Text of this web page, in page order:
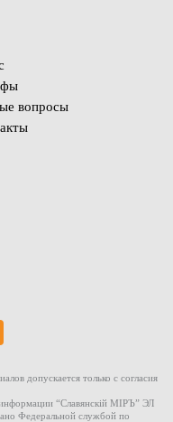
вопросы
допускается только с согласия
информации “Славянскiй МIРЪ” ЭЛ
Федеральной службой по